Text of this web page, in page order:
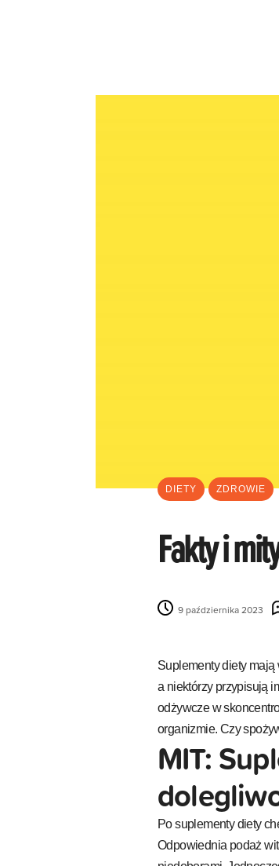
DIETY ZDROWIE
Fakty i
9 października 2023
Suplementy diety
a niektórzy przypisują
odżywcze w
organizmie. Czy
MIT:
Po suplementy diety
Odpowiednia podaż